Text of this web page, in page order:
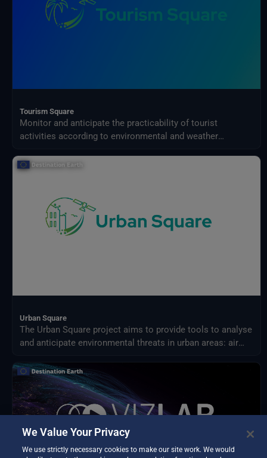
Tourism Square
Monitor and anticipate the practicability of tourist
activities according to environmental and weather
Urban Square
The Urban Square project aims to provide tools to analyse
and anticipate environmental threats in urban areas: air
infrastructure damages and impact on resources.
We Value Your Privacy
We use strictly necessary cookies to make our site work. We would